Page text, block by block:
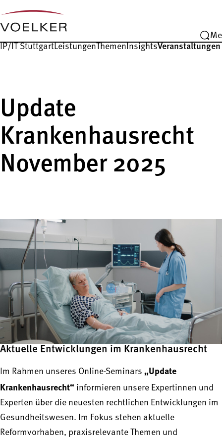
IP/IT StuttgartLeistungenThemenInsightsVeranstaltungen
Update
Krankenhausrecht
November 2025
Aktuelle Entwicklungen im Krankenhausrecht
Im Rahmen unseres Online-Seminars „Update
Krankenhausrecht“ informieren unsere Expertinnen und
Experten über die neuesten rechtlichen Entwicklungen im
Gesundheitswesen. Im Fokus stehen aktuelle
Reformvorhaben, praxisrelevante Themen und